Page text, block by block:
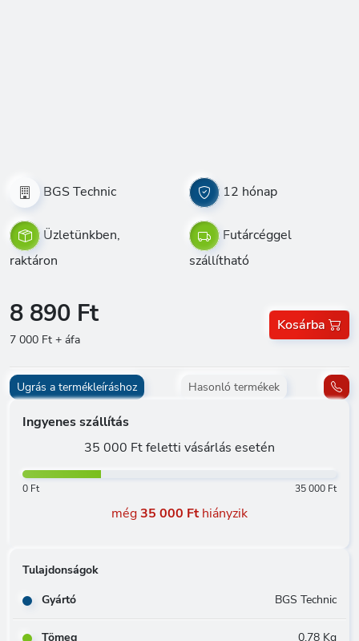
BGS Technic 12 hónap
Üzletünkben,
raktáron
Futárcéggel
szállítható
8 890 Ft
7 000 Ft + áfa
Kosárba
Ugrás a termékleíráshoz Hasonló termékek
Ingyenes szállítás
35 000 Ft feletti vásárlás esetén
0 Ft 35 000 Ft
még35 000 Fthiányzik
Tulajdonságok
Gyártó
BGS Technic
Tömeg 0.78 Kg